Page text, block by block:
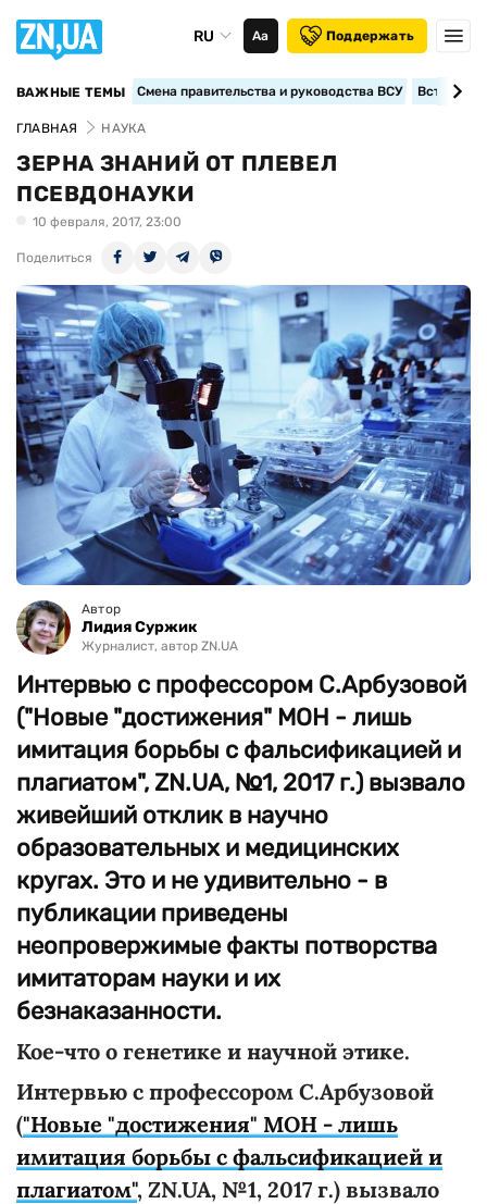
RU Аа Поддержать
ВАЖНЫЕ ТЕМЫ Смена правительства и руководства ВСУ
ГЛАВНАЯ НАУКА
ЗЕРНА ЗНАНИЙ ОТ ПЛЕВЕЛ
ПСЕВДОНАУКИ
10 февраля, 2017, 23:00
Поделиться
Автор
Лидия Суржик
Журналист, автор ZN.UA
Интервью с профессором С.Арбузовой
("Новые "достижения" МОН - лишь
имитация борьбы с фальсификацией и
плагиатом", ZN.UA, №1, 2017 г.) вызвало
живейший отклик в научно
образовательных и медицинских
кругах. Это и не удивительно - в
публикации приведены
неопровержимые факты потворства
имитаторам науки и их
безнаказанности.
Кое-что о генетике и научной этике.
Интервью с профессором С.Арбузовой
("Новые "достижения" МОН - лишь
имитация борьбы с фальсификацией и
плагиатом", ZN.UA, №1, 2017 г.) вызвало